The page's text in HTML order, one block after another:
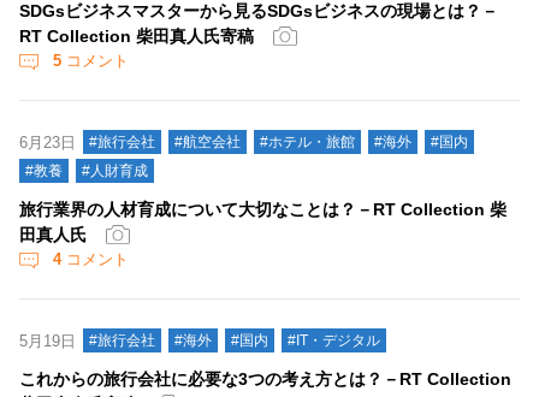
SDGsビジネスマスターから見るSDGsビジネスの現場とは？－
RT Collection 柴田真人氏寄稿
5 コメント
6月23日 #旅行会社 #航空会社 #ホテル・旅館 #海外
#国内
#教養
#人財育成
旅行業界の人材育成について大切なことは？－RT Collection 柴
田真人氏
4コメント
5月19日 #旅行会社 #海外 #国内 #IT・デジタル
これからの旅行会社に必要な3つの考え方とは？－RT Collection